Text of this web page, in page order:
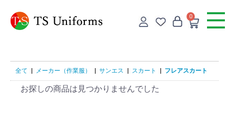
0
全て メーカー（作業服） サンエス スカート フレアスカート
お探しの商品は見つかりませんでした